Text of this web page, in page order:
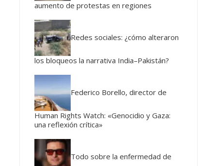
aumento de protestas en regiones
Redes sociales: ¿cómo alteraron
los bloqueos la narrativa India–Pakistán?
Federico Borello, director de
Human Rights Watch: «Genocidio y Gaza:
una reflexión crítica»
Todo sobre la enfermedad de